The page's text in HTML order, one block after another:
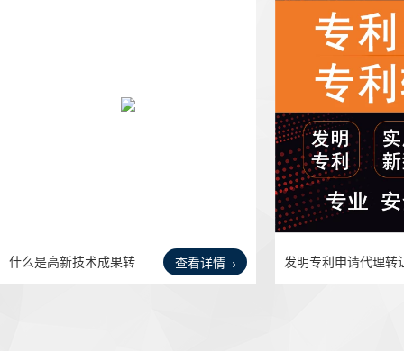
查看详情
什么是高新技术成果转
发明专利申请代理转